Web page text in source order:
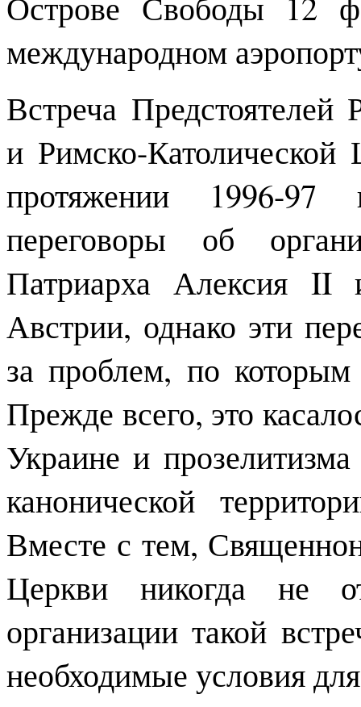
международном
Встреча
и Римско-Католической
протяжении 1996-97
переговоры об
Патриарха Алексия
Австрии, однако эти
за проблем, по которым
Прежде всего, это
Украине и
канонической
Вместе с тем,
Церкви никогда не
организации такой
необходимые условия